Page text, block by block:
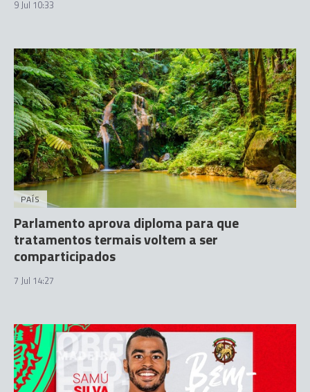
9 Jul 10:33
PAÍS
Parlamento aprova diploma para que
tratamentos termais voltem a ser
comparticipados
7 Jul 14:27